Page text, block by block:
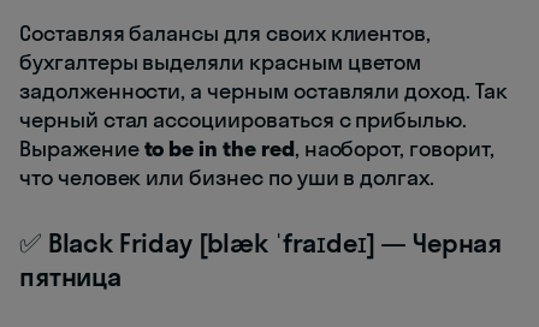
Составляя балансы для своих клиентов,
бухгалтеры выделяли красным цветом
задолженности, а черным оставляли доход. Так
черный стал ассоциироваться с прибылью.
Выражениеto be in the red, наоборот, говорит,
что человек или бизнес по уши в долгах.
✅ Black Friday [blæk ˈfraɪdeɪ] — Черная
пятница